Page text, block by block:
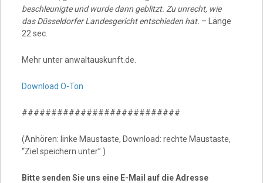
beschleunigte und wurde dann geblitzt. Zu unrecht, wie
das Düsseldorfer Landesgericht entschieden hat. – Länge
22 sec.
Mehr unter anwaltauskunft.de.
Download O-Ton
###########################
(Anhören: linke Maustaste, Download: rechte Maustaste,
“Ziel speichern unter” )
Bitte senden Sie uns eine E-Mail auf die Adresse